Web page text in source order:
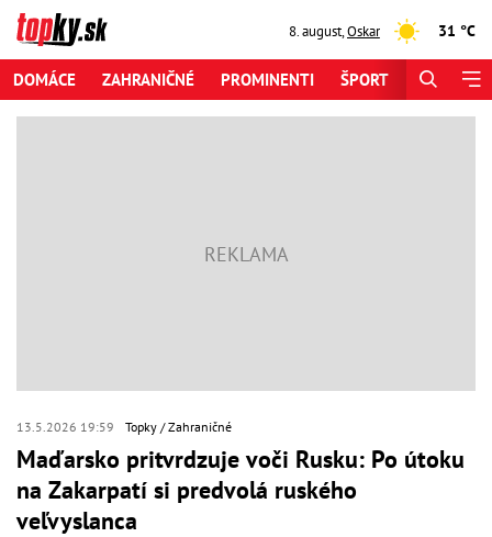
8. august,Oskar 31 °C
DOMÁCE ZAHRANIČNÉ PROMINENTI ŠPORT
13.5.2026 19:59 Topky Zahraničné
Maďarsko pritvrdzuje voči Rusku: Po útoku
na Zakarpatí si predvolá ruského
veľvyslanca